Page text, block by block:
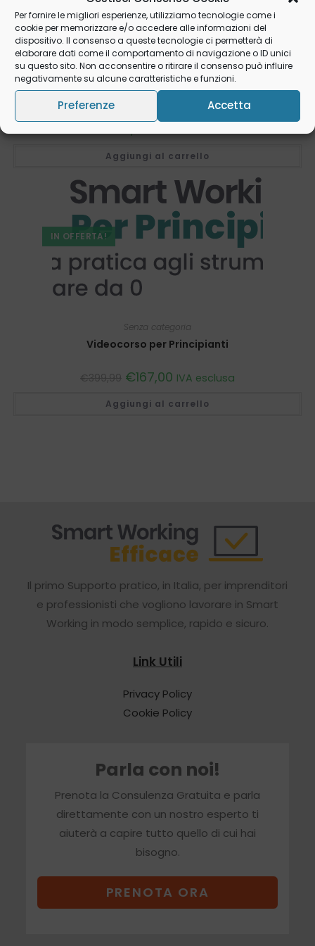
Per fornire le migliori esperienze, utilizziamo tecnologie come i
cookie per memorizzare e/o accedere alle informazioni del
dispositivo. Il consenso a queste tecnologie ci permetterà di
elaborare dati come il comportamento di navigazione o ID unici
su questo sito. Non acconsentire o ritirare il consenso può influire
negativamente su alcune caratteristiche e funzioni.
Accetta
Preferenze
Senza categoria
Consulenza e Analisi di Idoneità
€39,00 IVA esclusa
Aggiungi al carrello
IN OFFERTA!
Senza categoria
Videocorso per Principianti
Il
prezzo
era:
€167,00 prezzo
è:
IVA esclusa
Aggiungi al carrello
Il primo Supporto pratico, in Italia, per imprenditori
e professionisti che vogliono lavorare in Smart
Working in modo semplice, rapido e sicuro.
Link Utili
Privacy Policy
Cookie Policy
Parla con noi!
Prenota la Consulenza Gratuita e parla
direttamente con un nostro esperto ti
aiuterà a capire tutto quello di cui hai
bisogno.
PRENOTA ORA